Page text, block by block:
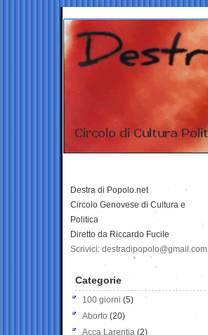
Destra di Popolo.net
Circolo Genovese di Cultura e
Politica
Diretto da Riccardo Fucile
Scrivici: destradipopolo@gmail.com
Categorie
100 giorni (5)
Aborto (20)
Acca Larentia (2)